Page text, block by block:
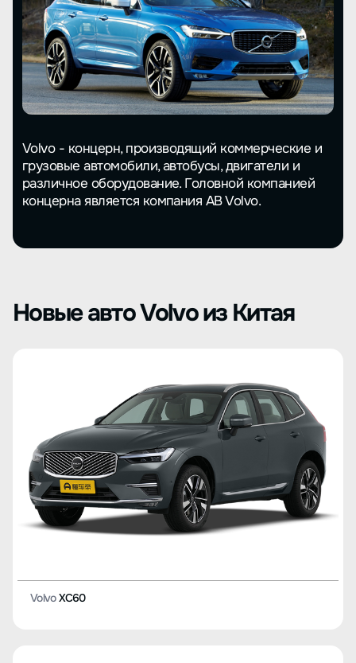
Volvo - концерн, производящий коммерческие и
грузовые автомобили, автобусы, двигатели и
различное оборудование. Головной компанией
концерна является компания AB Volvo.
Новые авто Volvo из Китая
VolvoXC60